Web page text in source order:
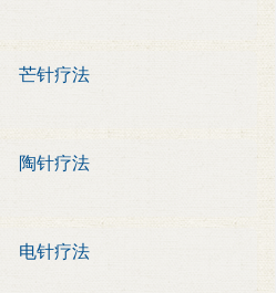
芒针疗法
陶针疗法
电针疗法